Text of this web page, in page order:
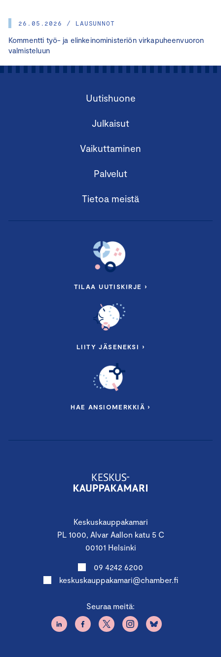
26.05.2026 / LAUSUNNOT
Kommentti työ- ja elinkeinoministeriön virkapuheenvuoron
valmisteluun
Keskuskauppakamari
PL 1000, Alvar Aallon katu 5 C
00101 Helsinki
09 4242 6200
keskuskauppakamari@chamber.fi
Seuraa meitä:
Uutishuone
Julkaisut
Vaikuttaminen
Palvelut
Tietoa meistä
TILAA UUTISKIRJE ›
LIITY JÄSENEKSI ›
HAE ANSIOMERKKIÄ ›